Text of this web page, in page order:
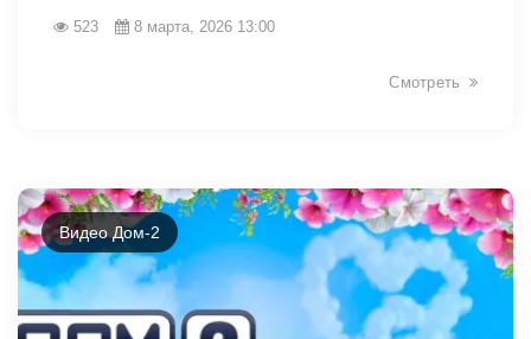
523 8 марта, 2026 13:00
Смотреть
Видео Дом-2